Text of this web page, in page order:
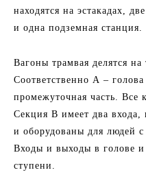
находятся на эстакадах,
и одна подземная станция.
Вагоны трамвая делятся
Соответственно А –
промежуточная часть. Все
Секция В имеет два
и оборудованы для людей
Входы и выходы в голове
ступени.